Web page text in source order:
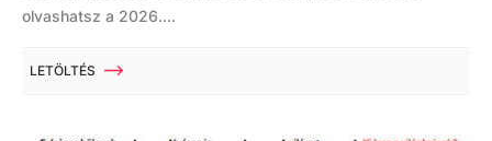
olvashatsz a 2026....
LETÖLTÉS